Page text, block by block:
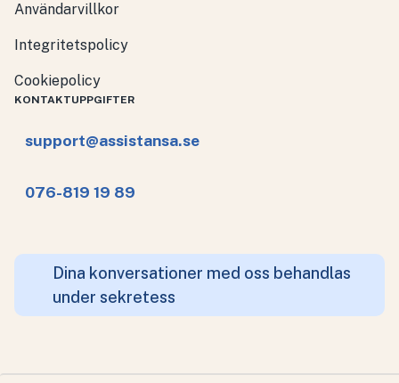
Användarvillkor
Integritetspolicy
Cookiepolicy
KONTAKTUPPGIFTER
support@assistansa.se
076-819 19 89
Dina konversationer med oss behandlas
under sekretess